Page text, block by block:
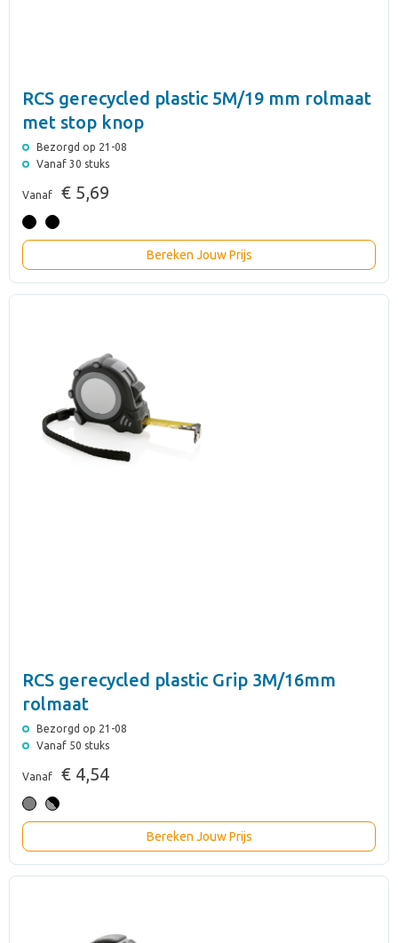
RCS gerecycled plastic 5M/19 mm rolmaat
met stop knop
Bezorgd op 21-08
Vanaf 30 stuks
Vanaf € 5,69
Bereken Jouw Prijs
RCS gerecycled plastic Grip 3M/16mm
rolmaat
Bezorgd op 21-08
Vanaf 50 stuks
Vanaf € 4,54
Bereken Jouw Prijs